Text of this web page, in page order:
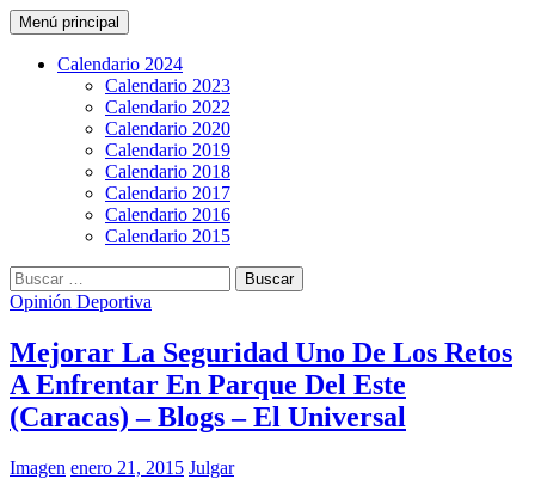
CarreraPro Venezuela
Buscar
Menú principal Saltar
al
contenido
Calendario 2024
Calendario 2023
Calendario 2022
Calendario 2020
Calendario 2019
Calendario 2018
Calendario 2017
Calendario 2016
Calendario 2015
Buscar:
Opinión Deportiva
Mejorar La Seguridad Uno De Los Retos
A Enfrentar En Parque Del Este
(Caracas) – Blogs – El Universal
Imagen enero 21, 2015 Julgar